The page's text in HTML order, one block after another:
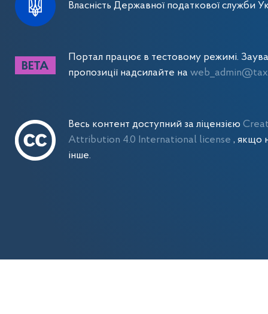
Власність Державної податкової служби
Портал працює в тестовому режимі.
пропозиції надсилайте на
Весь контент доступний за ліцензією
Attribution 4.0 International license, якщо
інше.